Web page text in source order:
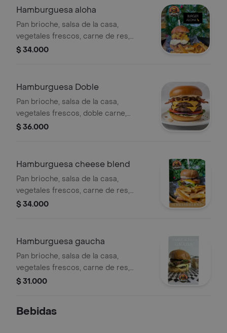
Hamburguesa aloha
Pan brioche, salsa de la casa,
vegetales frescos, carne de res,
mermelada de piña-tocineta, doble
$ 34.000
Hamburguesa Doble
Pan brioche, salsa de la casa,
vegetales frescos, doble carne,
cebolla caramelizada, doble doble
$ 36.000
Hamburguesa cheese blend
Pan brioche, salsa de la casa,
vegetales frescos, carne de res,
cebolla salteada, doble queso tipo
$ 34.000
Hamburguesa gaucha
Pan brioche, salsa de la casa,
vegetales frescos, carne de res,
doble queso, chimichurri, chorizo y
$ 31.000
Bebidas